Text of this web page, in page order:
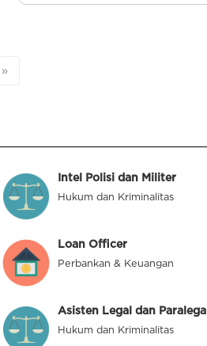
»
Intel Polisi dan Militer
Hukum dan Kriminalitas
Loan Officer
Perbankan & Keuangan
Asisten Legal dan Paralegal
Hukum dan Kriminalitas